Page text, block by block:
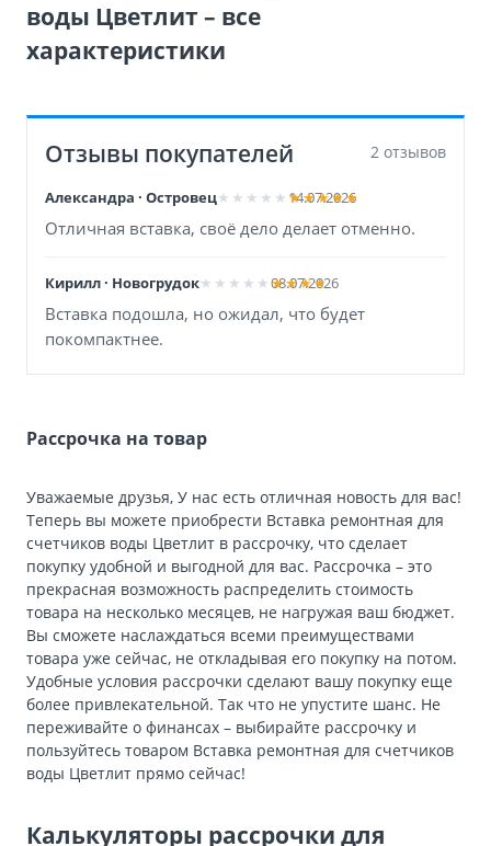
воды Цветлит – все
характеристики
Отзывы покупателей 2 отзывов
Александра · Островец 14.07.2026
Отличная вставка, своё дело делает отменно.
Кирилл · Новогрудок 08.07.2026
Вставка подошла, но ожидал, что будет
покомпактнее.
Рассрочка на товар
Уважаемые друзья, У нас есть отличная новость для вас!
Теперь вы можете приобрести Вставка ремонтная для
счетчиков воды Цветлит в рассрочку, что сделает
покупку удобной и выгодной для вас. Рассрочка – это
прекрасная возможность распределить стоимость
товара на несколько месяцев, не нагружая ваш бюджет.
Вы сможете наслаждаться всеми преимуществами
товара уже сейчас, не откладывая его покупку на потом.
Удобные условия рассрочки сделают вашу покупку еще
более привлекательной. Так что не упустите шанс. Не
переживайте о финансах – выбирайте рассрочку и
пользуйтесь товаром Вставка ремонтная для счетчиков
воды Цветлит прямо сейчас!
Калькуляторы рассрочки для